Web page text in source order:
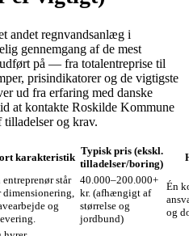
andet regnvandsanlæg i
gennemgang af de mest
på — fra totalentreprise til
prisindikatorer og de vigtigste
ud fra erfaring med danske
at kontakte Roskilde Kommune
og krav.
karakteristik
Typisk pris (ekskl.
tilladelser/boring)
entreprenør står
dimensionering,
og
40.000–200.000+
kr. (afhængigt af
størrelse og
jordbund)
Én
og